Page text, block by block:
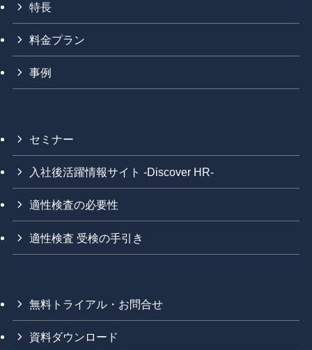
特長
料金プラン
事例
セミナー
入社後活躍情報サイト -Discover HR-
適性検査の必要性
適性検査 受検の手引き
無料トライアル・お問合せ
資料ダウンロード